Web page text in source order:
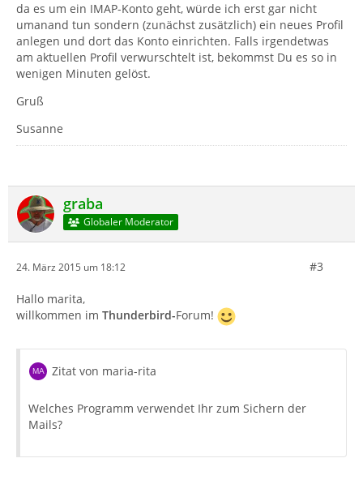
da es um ein IMAP-Konto geht, würde ich erst gar nicht
umanand tun sondern (zunächst zusätzlich) ein neues Profil
anlegen und dort das Konto einrichten. Falls irgendetwas
am aktuellen Profil verwurschtelt ist, bekommst Du es so in
wenigen Minuten gelöst.
Gruß
Susanne
graba
Globaler Moderator
24. März 2015 um 18:12 #3
Hallo marita,
willkommen im Thunderbird-Forum!
Zitat von maria-rita
Welches Programm verwendet Ihr zum Sichern der
Mails?